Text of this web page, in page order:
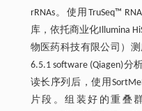
rRNAs。使用TruSeq™
库，依托商业化Illumina
物医药科技有限公司）测
6.5.1 software (Qiagen)
读长序列后，使用
片段。组装好的重叠群